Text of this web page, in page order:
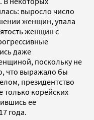
выросло число
женщин, упала
женщин с
даже
поскольку не
что выражало бы
президентство
только корейских
ее
года.